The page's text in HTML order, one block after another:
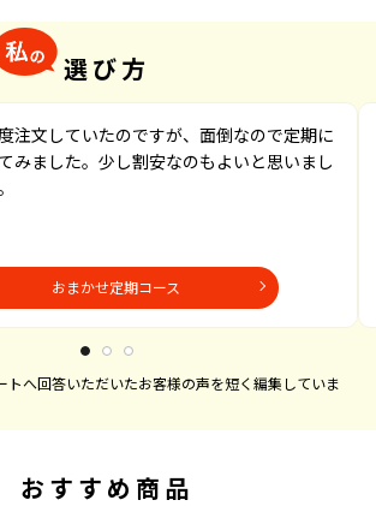
選び方
注文していたのですが、面倒なので定期に
みました。少し割安なのもよいと思いまし
おまかせ定期コース
へ回答いただいたお客様の声を短く編集していま
おすすめ商品